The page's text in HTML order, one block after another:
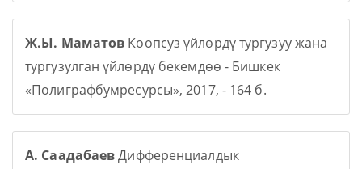
Ж.Ы. Маматов Коопсуз үйлөрдү тургузуу жана
тургузулган үйлөрдү бекемдөө - Бишкек
«Полиграфбумресурсы», 2017, - 164 б.
А. СаадабаевДифференциалдык